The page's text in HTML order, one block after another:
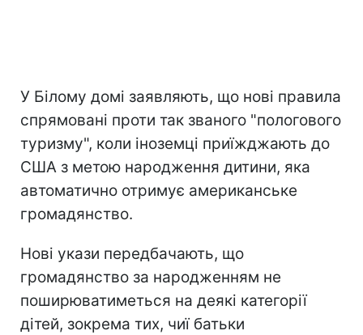
У Білому домі заявляють, що нові правила
спрямовані проти так званого "пологового
туризму", коли іноземці приїжджають до
США з метою народження дитини, яка
автоматично отримує американське
громадянство.
Нові укази передбачають, що
громадянство за народженням не
поширюватиметься на деякі категорії
дітей, зокрема тих, чиї батьки